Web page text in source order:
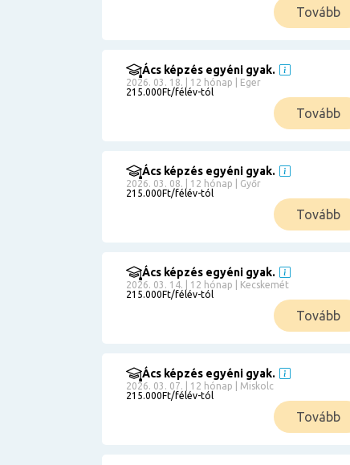
Részletfizetéssel
Tovább
Ács képzés egyéni gyak.
2026. 03. 18. | 12 hónap | Eger
215.000Ft/félév-tól
Tovább
Ács képzés egyéni gyak.
2026. 03. 08. | 12 hónap | Győr
215.000Ft/félév-tól
Tovább
Ács képzés egyéni gyak.
2026. 03. 14. | 12 hónap | Kecskemét
215.000Ft/félév-tól
Tovább
Ács képzés egyéni gyak.
2026. 03. 07. | 12 hónap | Miskolc
215.000Ft/félév-tól
Tovább